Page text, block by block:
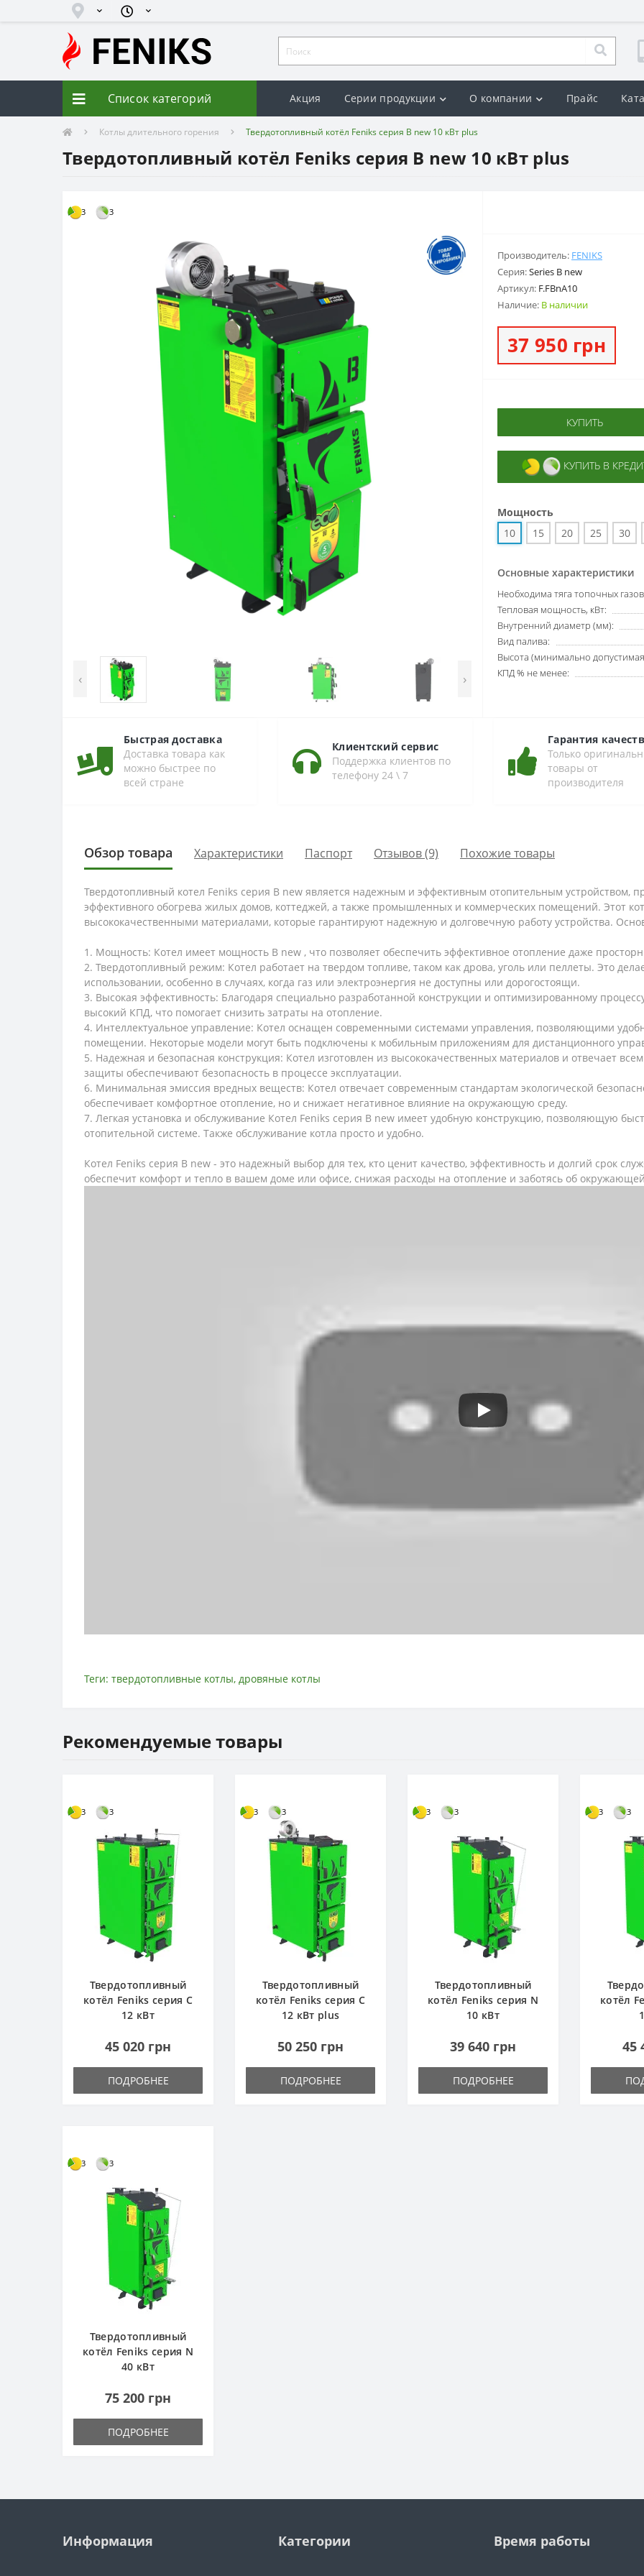
Список категорий Акция Серии продукции О компании Прайс
Котлы длительного горения Твердотопливный котёл Feniks серия B new 10 кВт plus
Твердотопливный котёл Feniks серия B new 10 кВт plus
3 3
‹ ›
Производитель: FENIKS
Серия:Series B new
Артикул: F.FBnА10
Наличие: В наличии
37 950 грн
Мощность
10
15 20 25 30
Основные характеристики
Необходима тяга топочных
Тепловая мощность, кВт:
Внутренний диаметр (мм):
Вид палива:
Высота (минимально
КПД % не менее:
КУПИТЬ
КУПИТЬ В
Быстрая доставка
Доставка товара как
можно быстрее по
всей стране
Клиентский сервис
Поддержка клиентов по
телефону 24 \ 7
Гарантия
Только
товары от
производителя
Обзор товара Характеристики Паспорт Отзывов (9) Похожие товары
Твердотопливный котел Feniks серия B new является надежным и эффективным отопительным устройством,
эффективного обогрева жилых домов, коттеджей, а также промышленных и коммерческих помещений. Этот
высококачественными материалами, которые гарантируют надежную и долговечную работу устройства.
1. Мощность: Котел имеет мощность B new , что позволяет обеспечить эффективное отопление даже
2. Твердотопливный режим: Котел работает на твердом топливе, таком как дрова, уголь или пеллеты. Это
использовании, особенно в случаях, когда газ или электроэнергия не доступны или дорогостоящи.
3. Высокая эффективность: Благодаря специально разработанной конструкции и оптимизированному
высокий КПД, что помогает снизить затраты на отопление.
4. Интеллектуальное управление: Котел оснащен современными системами управления, позволяющими
помещении. Некоторые модели могут быть подключены к мобильным приложениям для дистанционного
5. Надежная и безопасная конструкция: Котел изготовлен из высококачественных материалов и отвечает
защиты обеспечивают безопасность в процессе эксплуатации.
6. Минимальная эмиссия вредных веществ: Котел отвечает современным стандартам экологической
обеспечивает комфортное отопление, но и снижает негативное влияние на окружающую среду.
7. Легкая установка и обслуживание Котел Feniks серия B new имеет удобную конструкцию, позволяющую
отопительной системе. Также обслуживание котла просто и удобно.
Котел Feniks серия B new - это надежный выбор для тех, кто ценит качество, эффективность и долгий срок
обеспечит комфорт и тепло в вашем доме или офисе, снижая расходы на отопление и заботясь об
Теги: твердотопливные котлы, дровяные котлы
Рекомендуемые товары
3 3
Твердотопливный
котёл Feniks серия C
12 кВт
45 020 грн
ПОДРОБНЕЕ
3 3
Твердотопливный
котёл Feniks серия C
12 кВт plus
50 250 грн
ПОДРОБНЕЕ
3 3
Твердотопливный
котёл Feniks серия N
10 кВт
39 640 грн
ПОДРОБНЕЕ
3 3
котёл
45
3 3
Твердотопливный
котёл Feniks серия N
40 кВт
75 200 грн
ПОДРОБНЕЕ
Информация Категории Время работы